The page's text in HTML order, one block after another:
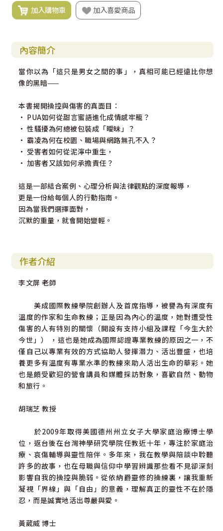
加入購物車 加入喜愛商品
內容簡介
當你以為「這只是男女之間的事」，真相可能已經遠比你想
像的黑暗——
本書揭開操控與傷害的真面目：
• PUA如何從甜言蜜語進化成情感牢籠？
• 性騷擾為何總被包裝成「曖昧」？
• 霸凌為何在校園、職場與網路無孔不入？
• 受害者如何從泥濘中重生，
• 加害者又該如何承擔責任？
這是一部結合案例、心理分析與法律觀點的深度報導，
更是一份給每個人的行動指南。
因為當我們選擇面對，
沉默的重量，就會開始變輕。
作者介紹
李文屏 老師
美成國際教練學院創辦人及首席指導，被譽為有深度有
溫度的作家和生命教練；正是因為內心的溫度，她對遭受性
傷害的人有特別的關懷（開設有支持小組及課程「今生大於
今世」） ，這也是她成為國際認證專業教練的原因之一，不
僅自己以專業有效的方式協助人發揮潜力、活出豐盛，也培
養更多有溫度有專業水準的教練來助人活出生命的華彩。她
也是頗受歡迎的營會講員和媒體採訪對象，喜歡自然、動物
和旅行。
胡瑞芝 教授
於2009年取得美國德州州立女子大學家庭治療博士學
位，返台後在台灣神學研究學院任教近十年，專注於家庭治
療、哀傷輔導與靈性陪伴。多年來，我在教學與陪談中聆聽
許多的故事，也在母職與信仰中學習辨識那些看不見卻深刻
影響自我的操控與脆弱。從依納爵靈修的操練裏，讓我重新
凝視「界線」與「自由」的意義，理解真正的靈性不在於隱
忍，而是誠實地活出尊嚴與愛。
黃葳威 博士